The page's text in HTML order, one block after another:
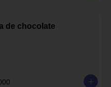
de chocolate